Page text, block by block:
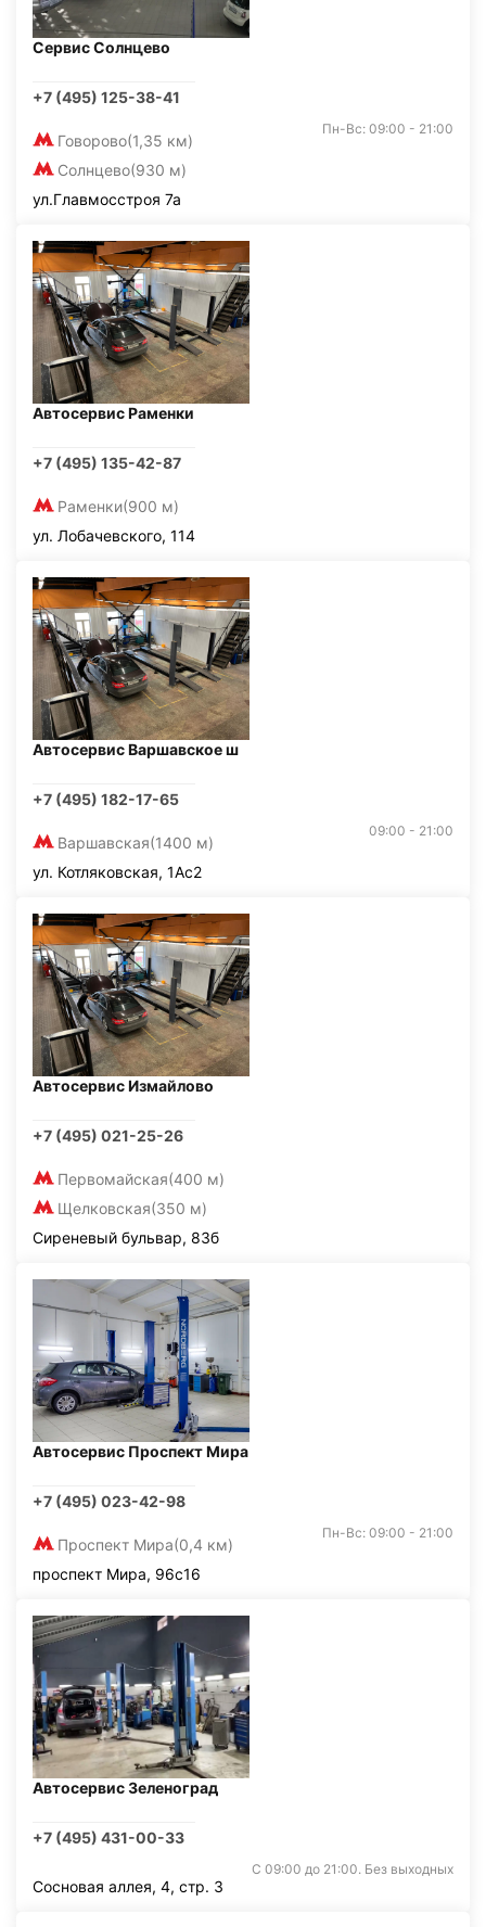
Сервис Солнцево
+7 (495) 125-38-41
Говорово(1,35 км)
Солнцево(930 м)
Пн-Вс: 09:00 - 21:00
ул.Главмосстроя 7а
Автосервис Раменки
+7 (495) 135-42-87
Раменки(900 м)
ул. Лобачевского, 114
Автосервис Варшавское ш
+7 (495) 182-17-65
Варшавская(1400 м)
09:00 - 21:00
ул. Котляковская, 1Ас2
Автосервис Измайлово
+7 (495) 021-25-26
Первомайская(400 м)
Щелковская(350 м)
Сиреневый бульвар, 83б
Автосервис Проспект Мира
+7 (495) 023-42-98
Проспект Мира(0,4 км)
Пн-Вс: 09:00 - 21:00
проспект Мира, 96с16
Автосервис Зеленоград
+7 (495) 431-00-33
С 09:00 до 21:00. Без выходных
Сосновая аллея, 4, стр. 3